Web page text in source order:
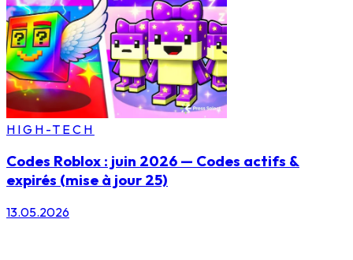
HIGH-TECH
Codes Roblox : juin 2026 — Codes actifs &
expirés (mise à jour 25)
13.05.2026